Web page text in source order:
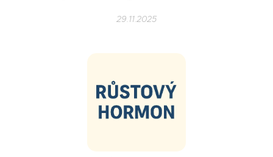
29.11.2025